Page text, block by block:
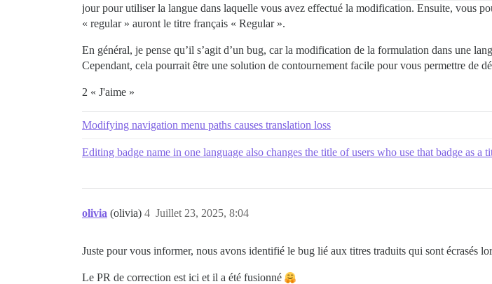
jour pour utiliser la langue dans laquelle vous avez effectué la modification. Ensuite, vous
« regular » auront le titre français « Regular ».
En général, je pense qu’il s’agit d’un bug, car la modification de la formulation dans une
Cependant, cela pourrait être une solution de contournement facile pour vous permettre de
2 « J'aime »
Modifying navigation menu paths causes translation loss
Editing badge name in one language also changes the title of users who use that badge as a
olivia (olivia) Juillet 23, 2025, 8:04
4
Juste pour vous informer, nous avons identifié le bug lié aux titres traduits qui sont écrasés
Le PR de correction est ici et il a été fusionné